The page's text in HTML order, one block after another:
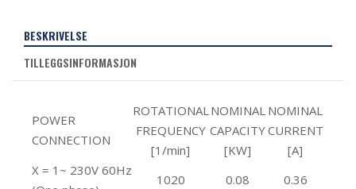
BESKRIVELSE
TILLEGGSINFORMASJON
POWER
CONNECTION
ROTATIONAL
FREQUENCY
[1/min]
NOMINAL
CAPACITY
[KW]
NOMINAL
CURRENT
[A]
X = 1~ 230V 60Hz
1020 0.08
0.36